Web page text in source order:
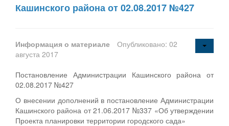
Кашинского района от 02.08.2017 №427
Информация о материале
Опубликовано: 02
августа 2017
Постановление Администрации Кашинского района от
02.08.2017 №427
О внесении дополнений в постановление Администрации
Кашинского района от 21.06.2017 №337 «Об утверждении
Проекта планировки территории городского сада»